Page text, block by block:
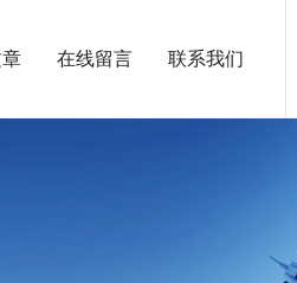
在线留言 联系我们